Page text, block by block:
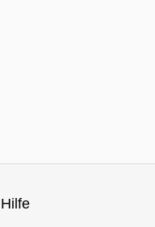
Hilfe